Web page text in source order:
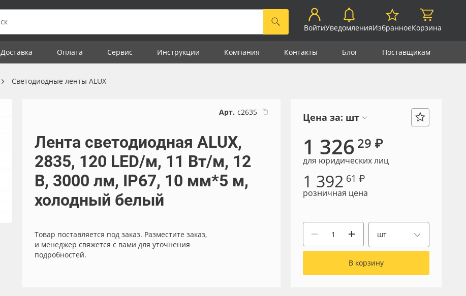
ВойтиУведомленияИзбранноеКорзина
Доставка Оплата Сервис Инструкции Компания Контакты Блог Поставщикам
Светодиодные ленты ALUX
Арт. с2635
Лента светодиодная ALUX,
2835, 120 LED/м, 11 Вт/м, 12
В, 3000 лм, IP67, 10 мм*5 м,
холодный белый
Товар поставляется под заказ. Разместите заказ,
и менеджер свяжется с вами для уточнения
подробностей.
Цена за: шт
1 326 29 ₽
для юридических лиц
1 392 61 ₽
розничная цена
шт
В корзину